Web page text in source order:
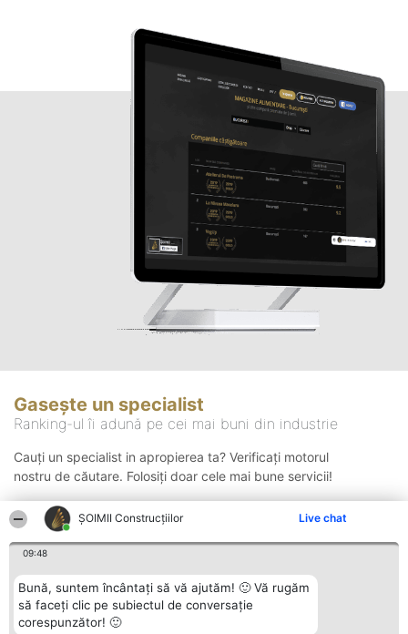
ȘOIMII Construcțiilor Live chat
09:48
Bună, suntem încântați să vă ajutăm! 🙂 Vă rugăm
să faceți clic pe subiectul de conversație
corespunzător! 🙂
Gasește un specialist
Ranking-ul îi adună pe cei mai buni din industrie
Cauți un specialist in apropierea ta? Verificați motorul
nostru de căutare. Folosiți doar cele mai bune servicii!